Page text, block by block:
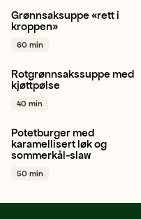
Gulrot Kålrot Potet
Grønnsaksuppe «rett i
kroppen»
60 min
Gulrot Kålrot Potet + 1
Rotgrønnsakssuppe med
kjøttpølse
40 min
Potet Hvitløk Vårløk
Potetburger med
karamellisert løk og
sommerkål-slaw
50 min